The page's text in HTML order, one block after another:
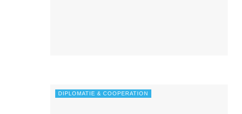
DIPLOMATIE & COOPERATION